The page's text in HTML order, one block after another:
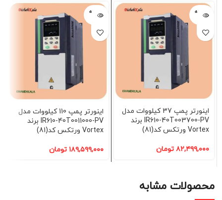
فروخته
شده
اینورتر پمپ 37 کیلووات مدل
IR610-40T003700-PV برند
Vortex ورتکس کد(81)
۸۲,۴۹۹,۰۰۰ تومان
فروخته
شده
اینورتر پمپ 110 کیلووات مدل
IR610-40T0011000-PV برند
Vortex ورتکس کد(81)
۱۸۹,۵۹۹,۰۰۰ تومان
محصولات مشابه